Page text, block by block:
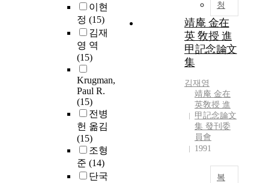
이현
정 (15)
김재
영 역
(15)
Krugman,
Paul R.
(15)
전병
헌 옮김
(15)
조형
준 (14)
단국
청
靖庵 金在
英 敎授 進
甲記念論文
集
김재영
靖庵 金在
英敎授 進
甲記念論文
集 發刊委
員會
1991
복